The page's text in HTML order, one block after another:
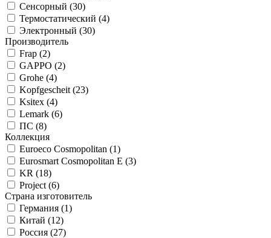
Сенсорный (30)
Термостатический (4)
Электронный (30)
Производитель
Frap (2)
GAPPO (2)
Grohe (4)
Kopfgescheit (23)
Ksitex (4)
Lemark (6)
ПС (8)
Коллекция
Euroeco Cosmopolitan (1)
Eurosmart Cosmopolitan E (3)
KR (18)
Project (6)
Страна изготовитель
Германия (1)
Китай (12)
Россия (27)